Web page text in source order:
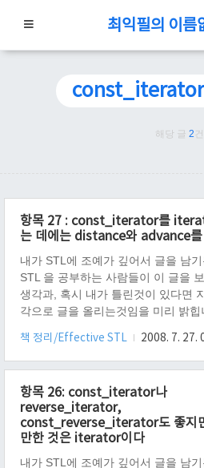
const_iterator
해당 글 2 건
항목 27 : const_iterator를
는 데에는 distance와 advance를
내가 STL에 조예가 깊어서 글을 남
STL 을 공부하는 사람들이 이 글을
생각과, 혹시 내가 틀린것이 있다면
각으로 글을 올리는것임을 미리 밝
const_iterator ↗ ↖ iterator ↖
reverse_iterator →
파일러도 있으니 해결방법은 26항목
시적으로 사용자가 호출해야지만, 변
책 정리/Effective STL 2008. 7. 27.
항목 26: const_iterator나
reverse_iterator,
const_reverse_iterator도 좋지
만한 것은 iterator이다
내가 STL에 조예가 깊어서 글을 남